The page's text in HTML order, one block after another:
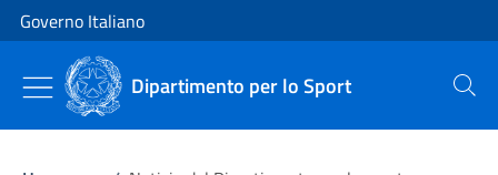
Vai al contenuto
Vai alla navigazione del sito
Governo Italiano
Dipartimento per lo Sport Cerca